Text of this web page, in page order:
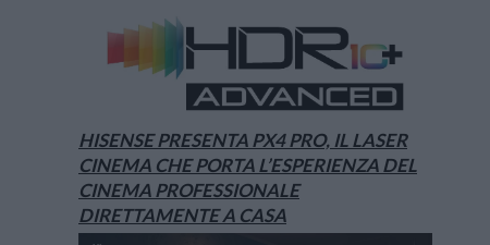
HISENSE PRESENTA PX4 PRO, IL LASER
CINEMA CHE PORTA L’ESPERIENZA DEL
CINEMA PROFESSIONALE
DIRETTAMENTE A CASA